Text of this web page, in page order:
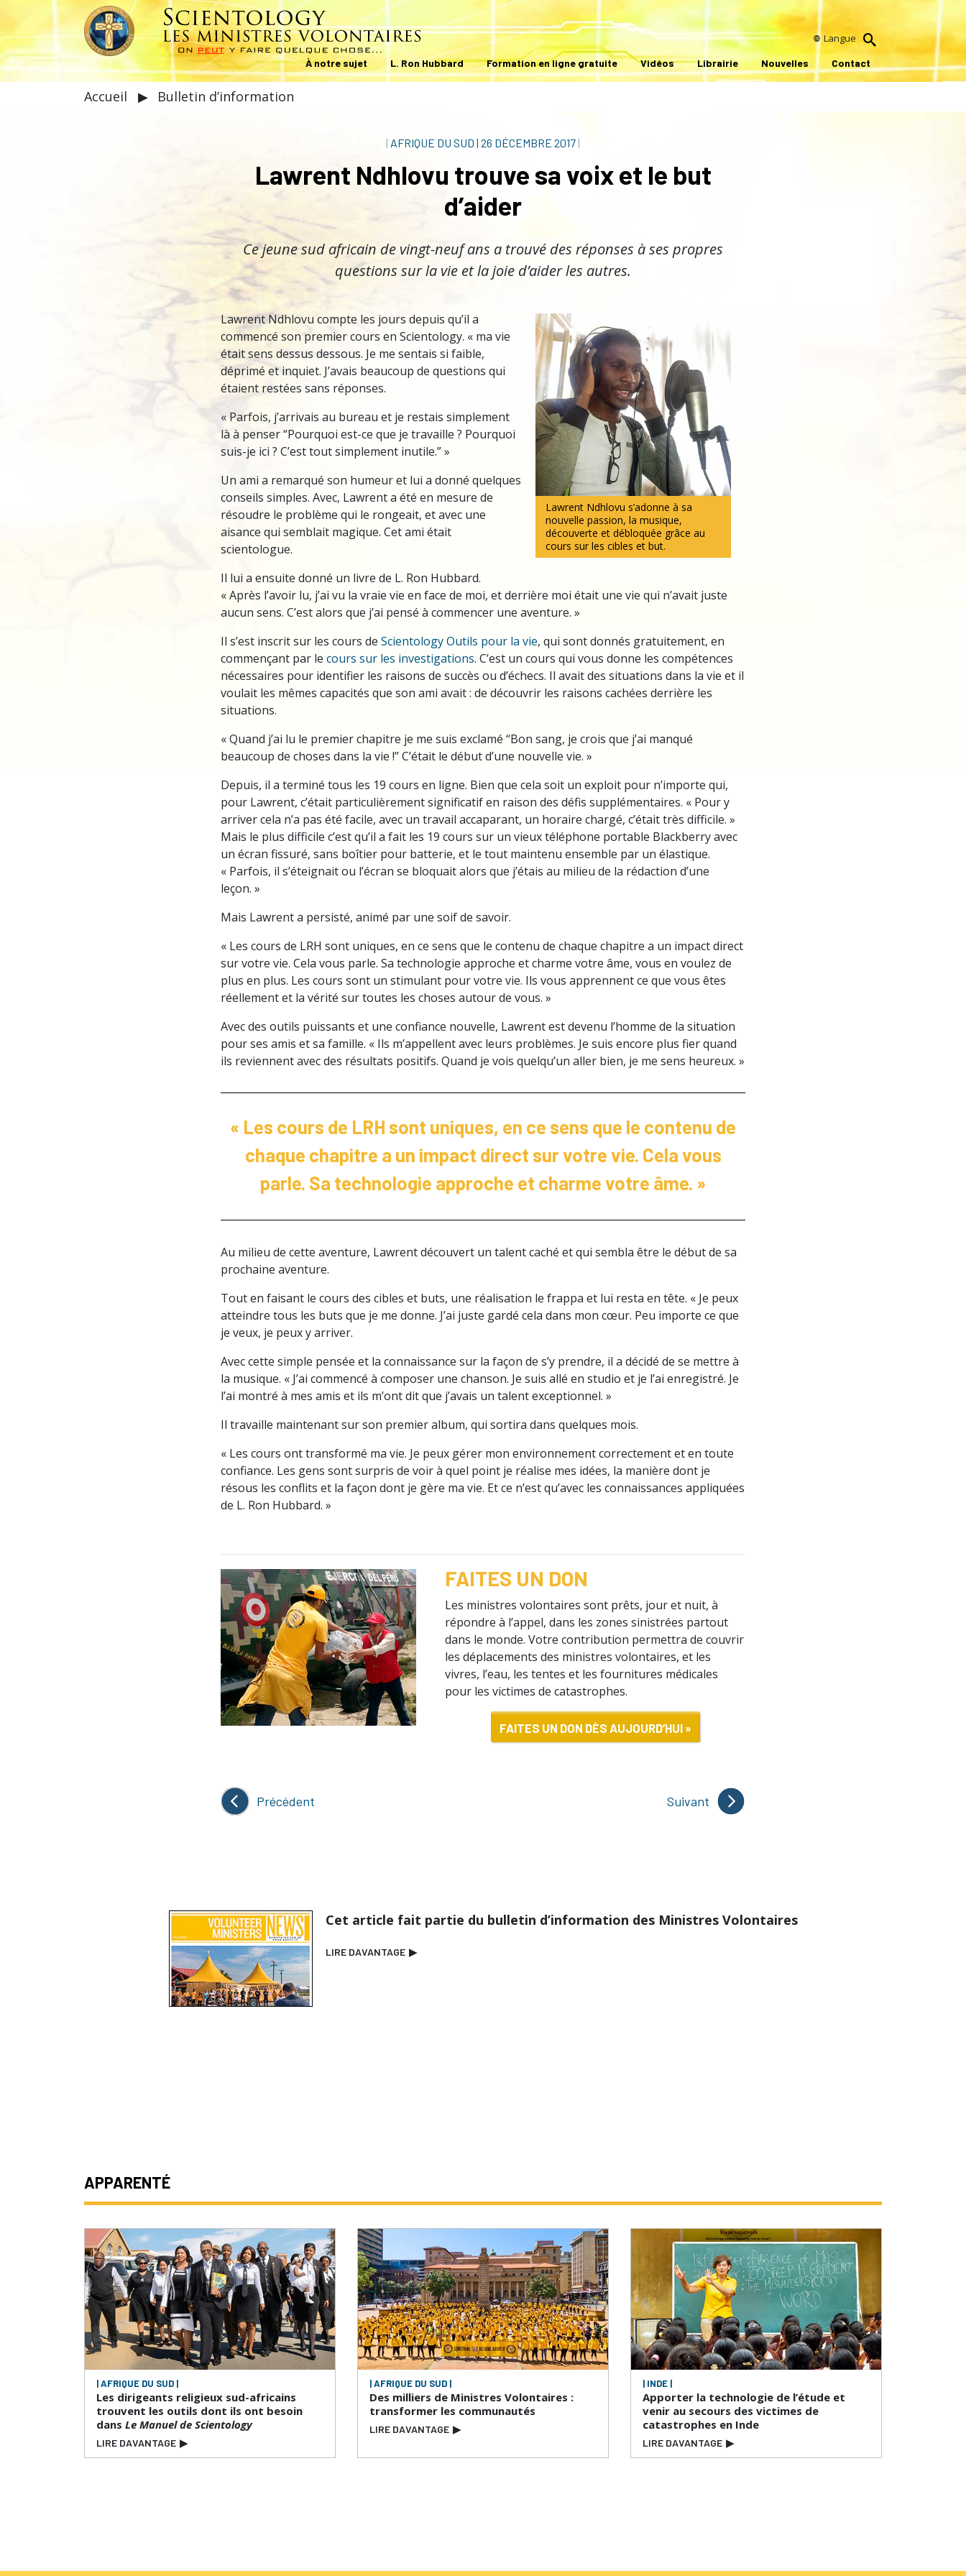
Langue
À notre sujet L. Ron Hubbard Formation en ligne gratuite Vidéos Librairie Nouvelles Contact
Accueil ▶ Bulletin d’information
| AFRIQUE DU SUD | 26 DÉCEMBRE 2017 |
Lawrent Ndhlovu trouve sa voix et le but
d’aider
Ce jeune sud africain de vingt-neuf ans a trouvé des réponses à ses propres
questions sur la vie et la joie d’aider les autres.
Lawrent Ndhlovu s’adonne à sa
nouvelle passion, la musique,
découverte et débloquée grâce au
cours sur les cibles et but.
Lawrent Ndhlovu compte les jours depuis qu’il a
commencé son premier cours en Scientology. « ma vie
était sens dessus dessous. Je me sentais si faible,
déprimé et inquiet. J’avais beaucoup de questions qui
étaient restées sans réponses.
« Parfois, j’arrivais au bureau et je restais simplement
là à penser “Pourquoi est-ce que je travaille ? Pourquoi
suis-je ici ? C’est tout simplement inutile.” »
Un ami a remarqué son humeur et lui a donné quelques
conseils simples. Avec, Lawrent a été en mesure de
résoudre le problème qui le rongeait, et avec une
aisance qui semblait magique. Cet ami était
scientologue.
Il lui a ensuite donné un livre de L. Ron Hubbard.
« Après l’avoir lu, j’ai vu la vraie vie en face de moi, et derrière moi était une vie qui n’avait juste
aucun sens. C’est alors que j’ai pensé à commencer une aventure. »
Il s’est inscrit sur les cours de Scientology Outils pour la vie, qui sont donnés gratuitement, en
commençant par le cours sur les investigations. C’est un cours qui vous donne les compétences
nécessaires pour identifier les raisons de succès ou d’échecs. Il avait des situations dans la vie et il
voulait les mêmes capacités que son ami avait : de découvrir les raisons cachées derrière les
situations.
« Quand j’ai lu le premier chapitre je me suis exclamé “Bon sang, je crois que j’ai manqué
beaucoup de choses dans la vie !” C’était le début d’une nouvelle vie. »
Depuis, il a terminé tous les 19 cours en ligne. Bien que cela soit un exploit pour n’importe qui,
pour Lawrent, c’était particulièrement significatif en raison des défis supplémentaires. « Pour y
arriver cela n’a pas été facile, avec un travail accaparant, un horaire chargé, c’était très difficile. »
Mais le plus difficile c’est qu’il a fait les 19 cours sur un vieux téléphone portable Blackberry avec
un écran fissuré, sans boîtier pour batterie, et le tout maintenu ensemble par un élastique.
« Parfois, il s’éteignait ou l’écran se bloquait alors que j’étais au milieu de la rédaction d’une
leçon. »
Mais Lawrent a persisté, animé par une soif de savoir.
« Les cours de LRH sont uniques, en ce sens que le contenu de chaque chapitre a un impact direct
sur votre vie. Cela vous parle. Sa technologie approche et charme votre âme, vous en voulez de
plus en plus. Les cours sont un stimulant pour votre vie. Ils vous apprennent ce que vous êtes
réellement et la vérité sur toutes les choses autour de vous. »
Avec des outils puissants et une confiance nouvelle, Lawrent est devenu l’homme de la situation
pour ses amis et sa famille. « Ils m’appellent avec leurs problèmes. Je suis encore plus fier quand
ils reviennent avec des résultats positifs. Quand je vois quelqu’un aller bien, je me sens heureux. »
« Les cours de LRH sont uniques, en ce sens que le contenu de
chaque chapitre a un impact direct sur votre vie. Cela vous
parle. Sa technologie approche et charme votre âme. »
Au milieu de cette aventure, Lawrent découvert un talent caché et qui sembla être le début de sa
prochaine aventure.
Tout en faisant le cours des cibles et buts, une réalisation le frappa et lui resta en tête. « Je peux
atteindre tous les buts que je me donne. J’ai juste gardé cela dans mon cœur. Peu importe ce que
je veux, je peux y arriver.
Avec cette simple pensée et la connaissance sur la façon de s’y prendre, il a décidé de se mettre à
la musique. « J’ai commencé à composer une chanson. Je suis allé en studio et je l’ai enregistré. Je
l’ai montré à mes amis et ils m’ont dit que j’avais un talent exceptionnel. »
Il travaille maintenant sur son premier album, qui sortira dans quelques mois.
« Les cours ont transformé ma vie. Je peux gérer mon environnement correctement et en toute
confiance. Les gens sont surpris de voir à quel point je réalise mes idées, la manière dont je
résous les conflits et la façon dont je gère ma vie. Et ce n’est qu’avec les connaissances appliquées
de L. Ron Hubbard. »
FAITES UN DON
Les ministres volontaires sont prêts, jour et nuit, à
répondre à l’appel, dans les zones sinistrées partout
dans le monde. Votre contribution permettra de couvrir
les déplacements des ministres volontaires, et les
vivres, l’eau, les tentes et les fournitures médicales
pour les victimes de catastrophes.
FAITES UN DON DÈS AUJOURD’HUI »
Précédent Suivant
Cet article fait partie du bulletin d’information des Ministres Volontaires
LIRE DAVANTAGE ▶
APPARENTÉ
| AFRIQUE DU SUD |
Les dirigeants religieux sud-africains
trouvent les outils dont ils ont besoin
dans Le Manuel de Scientology
LIRE DAVANTAGE ▶
| AFRIQUE DU SUD |
Des milliers de Ministres Volontaires :
transformer les communautés
LIRE DAVANTAGE ▶
| INDE |
Apporter la technologie de l’étude et
venir au secours des victimes de
catastrophes en Inde
LIRE DAVANTAGE ▶